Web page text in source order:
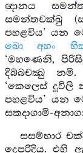
ඥානය
සමන්තචක්ඛු
පහළවිය’ යන
ඛො අහං
‘මහණෙනි,
දිබ්බචක්‍ඛු නමි.
‘කෙලෙස්
පහළවිය’ යන
සකදාගාමි-
සසම්භාර
දෙපරිදිය. එහි